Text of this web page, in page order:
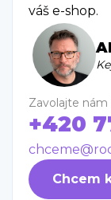
váš e-shop.
Zavolajte nám
+420
Chcem